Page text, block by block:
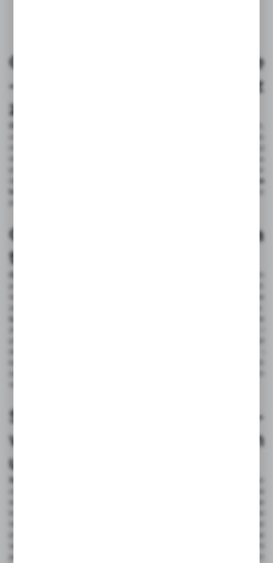
Otwierane oploty na kable
- szybki montaż bez
zdejmowania wtyczek
Otwierane oploty na kable
ceniącym sobie efektywność i wygodę. Dzięki możliwości szybkiego
staje się znacznie prostszy i mniej czasochłonny. Oszczędność czasu
przy serwisie jest kluczowa, zwłaszcza w miejscach, gdzie przerwy w
działaniu instalacji mogą generować duże straty.
Otwierane oploty na
kable pozwalają na szybki dostęp
przyspiesza proces naprawy i konserwacji.
Oploty otwarte tkane a
tradycyjne rozwiązania
Oploty otwarte tkane
pod względem konstrukcyjnym. Ich elastyczność oraz możliwość
łatwego dostosowania do różnych średnic kabli stanowią główne
zalety, które wyróżniają je na tle innych metod ochrony przewodów.
Łatwość dopasowania oplotów otwartych tkanych
sprawia, że
znajdują one zastosowanie zarówno w środowiskach domowych, jak i
przemysłowych. W domach mogą służyć do organizacji i ochrony kabli
elektrycznych, co przyczynia się do zwiększenia estetyki i
bezpieczeństwa przestrzeni. W przemyśle natomiast, elastyczność tych
oplotów pozwala na ich zastosowanie w bardziej wymagających
warunkach, gdzie tradycyjne metody mogłyby zawieść.
Samozamykające oploty -
wygoda w codziennym
użytkowaniu
Samozamykające oploty
podnoszą wygodę codziennego
użytkowania kabli. Mechanizm samozamykania pozwala na
automatyczne zamknięcie się wokół przewodów, co eliminuje
konieczność stosowania dodatkowych opasek czy klamer. Dzięki
temu użytkownicy mogą szybko i łatwo organizować swoje kable, bez
potrzeby korzystania z dodatkowych akcesoriów. Przewaga
samozamykających oplotów nad tradycyjnymi opaskami
jednorazowymi polega na ich wielokrotnym użyciu oraz łatwości